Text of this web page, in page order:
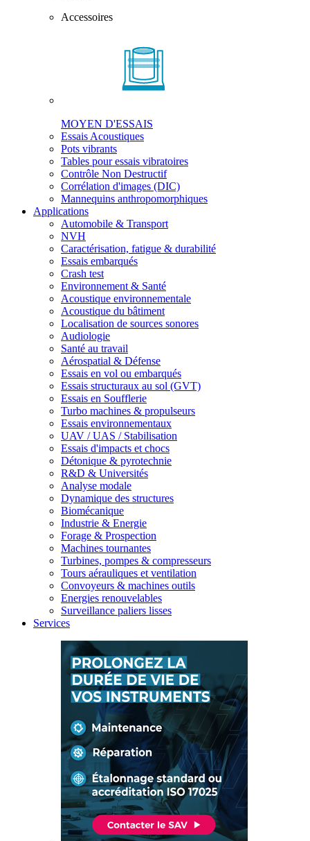
Accessoires
MOYEN D'ESSAIS
Essais Acoustiques
Pots vibrants
Tables pour essais vibratoires
Contrôle Non Destructif
Corrélation d'images (DIC)
Mannequins anthropomorphiques
Applications
Automobile & Transport
NVH
Caractérisation, fatigue & durabilité
Essais embarqués
Crash test
Environnement & Santé
Acoustique environnementale
Acoustique du bâtiment
Localisation de sources sonores
Audiologie
Santé au travail
Aérospatial & Défense
Essais en vol ou embarqués
Essais structuraux au sol (GVT)
Essais en Soufflerie
Turbo machines & propulseurs
Essais environnementaux
UAV / UAS / Stabilisation
Essais d'impacts et chocs
Détonique & pyrotechnie
R&D & Universités
Analyse modale
Dynamique des structures
Biomécanique
Industrie & Energie
Forage & Prospection
Machines tournantes
Turbines, pompes & compresseurs
Tours aérauliques et ventilation
Convoyeurs & machines outils
Energies renouvelables
Surveillance paliers lisses
Services